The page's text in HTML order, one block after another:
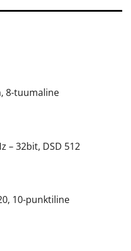
8-tuumaline
– 32bit, DSD 512
10-punktiline